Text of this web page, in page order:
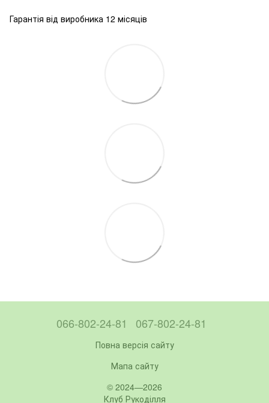
Гарантія від виробника 12 місяців
066-802-24-81 067-802-24-81
Повна версія сайту
Мапа сайту
© 2024—2026
Клуб Рукоділля